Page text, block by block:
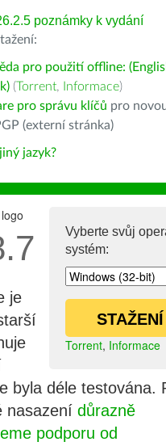
poznámky k vydání
pro použití offline:
(Torrent, Informace)
pro správu klíčů pro
(externí stránka)
jazyk?
Vyberte svůj
systém:
STAŽENÍ
Torrent, Informace
je
byla déle testována.
nasazení důrazně
podporu od